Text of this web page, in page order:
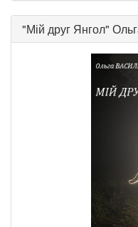
"Мій друг Янгол"